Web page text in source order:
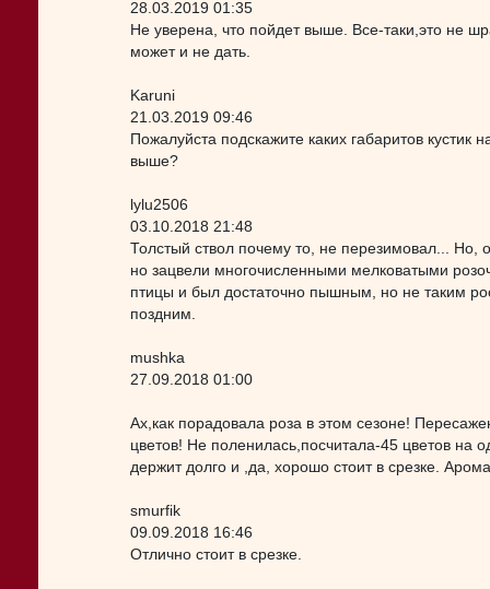
28.03.2019 01:35
Не уверена, что пойдет выше. Все-таки,это не
может и не дать.
Karuni
21.03.2019 09:46
Пожалуйста подскажите каких габаритов кустик
выше?
lylu2506
03.10.2018 21:48
Толстый ствол почему то, не перезимовал... Но,
но зацвели многочисленными мелковатыми
птицы и был достаточно пышным, но не таким
поздним.
mushka
27.09.2018 01:00
Ах,как порадовала роза в этом сезоне!
цветов! Не поленилась,посчитала-45 цветов на
держит долго и ,да, хорошо стоит в срезке.
smurfik
09.09.2018 16:46
Отлично стоит в срезке.